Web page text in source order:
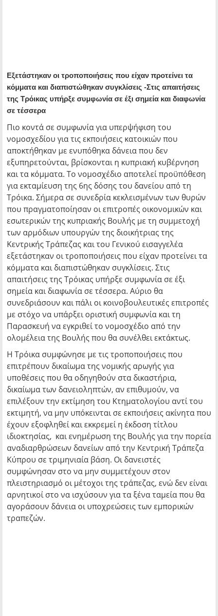
Εξετάστηκαν οι τροποποιήσεις που είχαν προτείνει τα
κόμματα και διαπιστώθηκαν συγκλίσεις -Στις απαιτήσεις
της Τρόικας υπήρξε συμφωνία σε έξι σημεία και διαφωνία
σε τέσσερα
Πιο κοντά σε συμφωνία για υπερψήφιση του
νομοσχεδίου για τις εκποιήσεις κατοικιών που
αποκτήθηκαν με ενυπόθηκα δάνεια που δεν
εξυπηρετούνται, βρίσκονται η κυπριακή κυβέρνηση
και τα κόμματα. Το νομοσχέδιο αποτελεί προϋπόθεση
για εκταμίευση της 6ης δόσης του δανείου από τη
Τρόικα. Σήμερα σε συνεδρία κεκλεισμένων των θυρών
που πραγματοποίησαν οι επιτροπές οικονομικών και
εσωτερικών της κυπριακής Βουλής με τη συμμετοχή
των αρμόδιων υπουργών της διοικήτριας της
Κεντρικής Τράπεζας και του Γενικού εισαγγελέα
εξετάστηκαν οι τροποποιήσεις που είχαν προτείνει τα
κόμματα και διαπιστώθηκαν συγκλίσεις. Στις
απαιτήσεις της Τρόικας υπήρξε συμφωνία σε έξι
σημεία και διαφωνία σε τέσσερα. Αύριο θα
συνεδριάσουν και πάλι οι κοινοβουλευτικές επιτροπές
με στόχο να υπάρξει οριστική συμφωνία και τη
Παρασκευή να εγκριθεί το νομοσχέδιο από την
ολομέλεια της Βουλής που θα συνέλθει εκτάκτως.
Η Τρόικα συμφώνησε με τις τροποποιήσεις που
επιτρέπουν δικαίωμα της νομικής αρωγής για
υποθέσεις που θα οδηγηθούν στα δικαστήρια,
δικαίωμα των δανειοληπτών, αν επιθυμούν, να
επιλέξουν την εκτίμηση του Κτηματολογίου αντί του
εκτιμητή, να μην υπόκεινται σε εκποιήσεις ακίνητα που
έχουν εξοφληθεί και εκκρεμεί η έκδοση τίτλου
ιδιοκτησίας, και ενημέρωση της Βουλής για την πορεία
αναδιαρθρώσεων δανείων από την Κεντρική Τράπεζα
Κύπρου σε τριμηνιαία βάση. Οι δανειστές
συμφώνησαν στο να μην συμμετέχουν στον
πλειστηριασμό οι μέτοχοι της τράπεζας, ενώ δεν είναι
αρνητικοί στο να ισχύσουν για τα ξένα ταμεία που θα
αγοράσουν δάνεια οι υποχρεώσεις των εμπορικών
τραπεζών.